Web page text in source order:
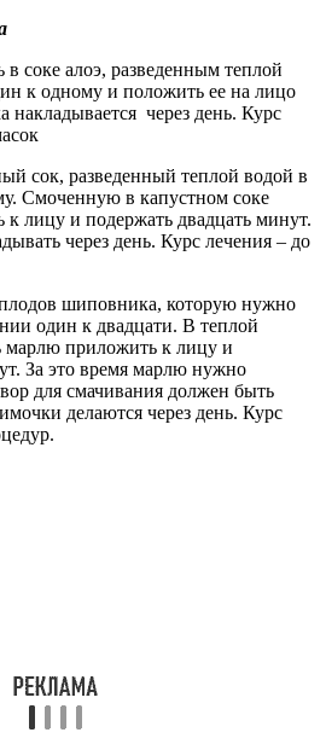
соке алоэ, разведенным теплой
к одному и положить ее на лицо
накладывается через день. Курс
сок, разведенный теплой водой в
Смоченную в капустном соке
лицу и подержать двадцать минут.
через день. Курс лечения – до
шиповника, которую нужно
один к двадцати. В теплой
марлю приложить к лицу и
За это время марлю нужно
для смачивания должен быть
делаются через день. Курс